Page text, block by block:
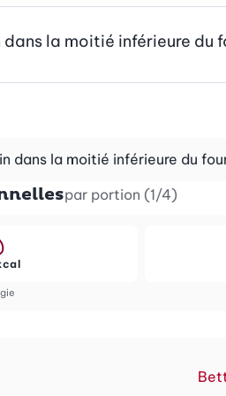
dans la moitié inférieure
dans la moitié inférieure du
par portion (1/4)